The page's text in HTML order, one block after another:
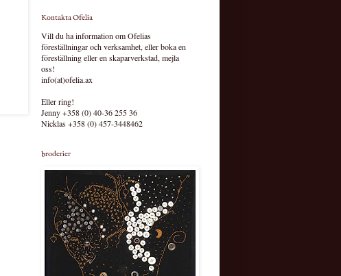
Kontakta Ofelia
Vill du ha information om Ofelias
föreställningar och verksamhet, eller boka en
föreställning eller en skaparverkstad, mejla
oss!
info(at)ofelia.ax
Eller ring!
Jenny +358 (0) 40-36 255 36
Nicklas +358 (0) 457-3448462
broderier